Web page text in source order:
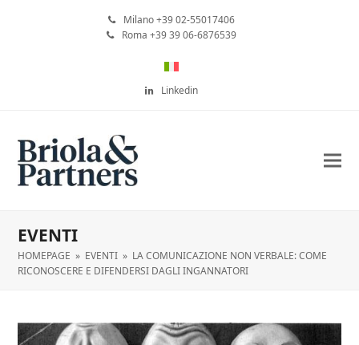
Milano +39 02-55017406
Roma +39 39 06-6876539
Linkedin
EVENTI
HOMEPAGE » EVENTI » LA COMUNICAZIONE NON VERBALE: COME
RICONOSCERE E DIFENDERSI DAGLI INGANNATORI